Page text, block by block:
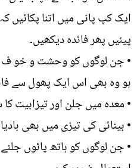
ایک کپ پانی میں اتنا پکائیں
پیئیں پھر فائدہ دیکھیں۔
• جن لوگوں کو وحشت و خو ف
ہو وہ بھی اس ایک پھول سے
• معدہ میں جلن اور تیزابیت
• بینائی کی تیزی میں بھی
• جن لوگوں کو ہاتھ پائوں